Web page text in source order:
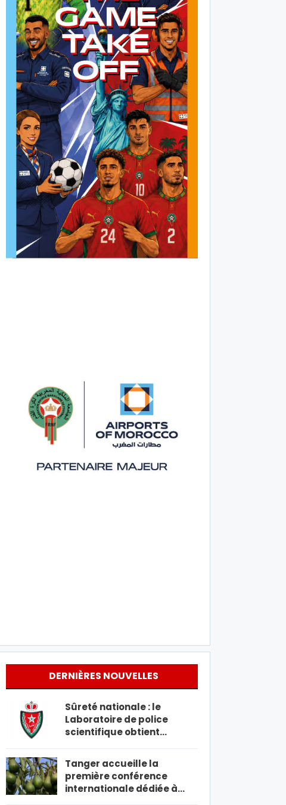
DERNIÈRES NOUVELLES
Sûreté nationale : le
Laboratoire de police
scientifique obtient…
Tanger accueille la
première conférence
internationale dédiée à…